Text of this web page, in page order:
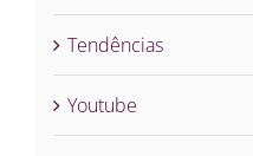
Tendências
Youtube